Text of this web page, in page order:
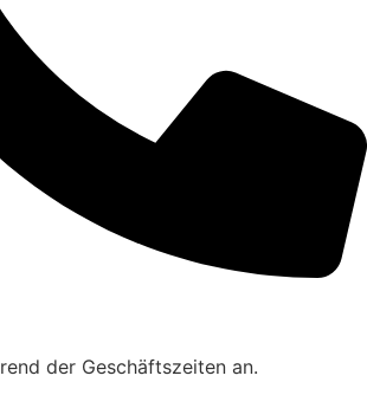
der Geschäftszeiten an.